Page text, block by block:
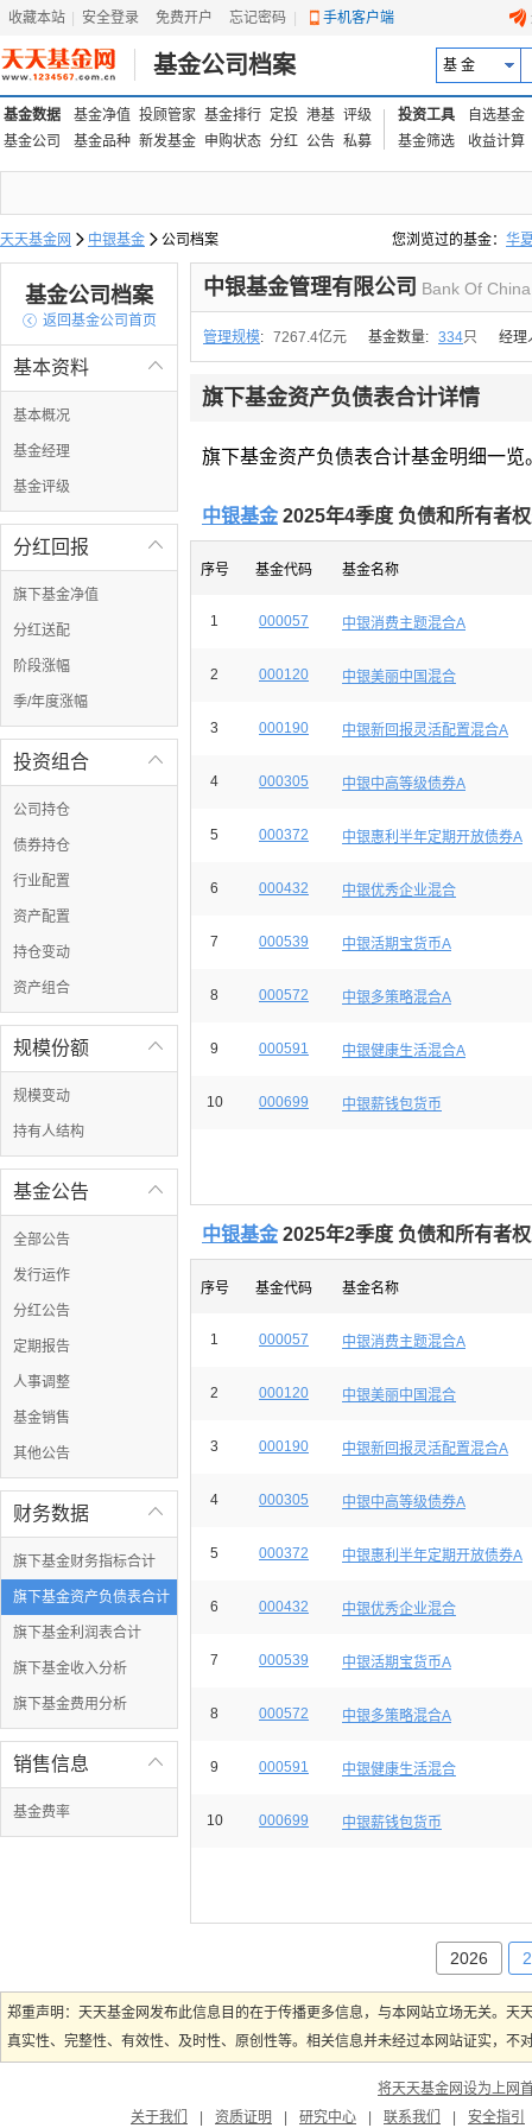
收藏本站 安全登录 免费开户 忘记密码 手机客户端
基金公司档案 基 金
基金数据 基金净值 投顾管家 基金排行 定投 港基 评级
基金公司
基金品种 新发基金 申购状态 分红 公告 私募
投资工具
自选基金
基金筛选
收益计算
天天基金网  中银基金  公司档案 您浏览过的基金： 华
易方达上证中盘ETF联
基金公司档案
 返回基金公司首页

基本资料
基本概况
基金经理
基金评级

分红回报
旗下基金净值
分红送配
阶段涨幅
季/年度涨幅

投资组合
公司持仓
债券持仓
行业配置
资产配置
持仓变动
资产组合

规模份额
规模变动
持有人结构

基金公告
全部公告
发行运作
分红公告
定期报告
人事调整
基金销售
其他公告

财务数据
旗下基金财务指标合计
旗下基金资产负债表合计
旗下基金利润表合计
旗下基金收入分析
旗下基金费用分析

销售信息
基金费率
中银基金管理有限公司 Bank Of
管理规模: 7267.4亿元 基金数量: 334只 经理
旗下基金资产负债表合计详情
旗下基金资产负债表合计基金明细一览
中银基金 2025年4季度 负债和所有者
序号 基金代码 基金名称
1 000057 中银消费主题混合A
2 000120 中银美丽中国混合
3 000190 中银新回报灵活配置混合A
4 000305 中银中高等级债券A
5 000372 中银惠利半年定期开放债券A
6 000432 中银优秀企业混合
7 000539 中银活期宝货币A
8 000572 中银多策略混合A
9 000591 中银健康生活混合A
10 000699 中银薪钱包货币
中银基金 2025年2季度 负债和所有者
序号 基金代码 基金名称
1 000057 中银消费主题混合A
2 000120 中银美丽中国混合
3 000190 中银新回报灵活配置混合A
4 000305 中银中高等级债券A
5 000372 中银惠利半年定期开放债券A
6 000432 中银优秀企业混合
7 000539 中银活期宝货币A
8 000572 中银多策略混合A
9 000591 中银健康生活混合
10 000699 中银薪钱包货币
2026
郑重声明：天天基金网发布此信息目的在于传播更多信息，与本网站立场无关。
真实性、完整性、有效性、及时性、原创性等。相关信息并未经过本网站证实，
将天天基金网设为上网
关于我们
资质证明 研究中心 联系我们 安全指引